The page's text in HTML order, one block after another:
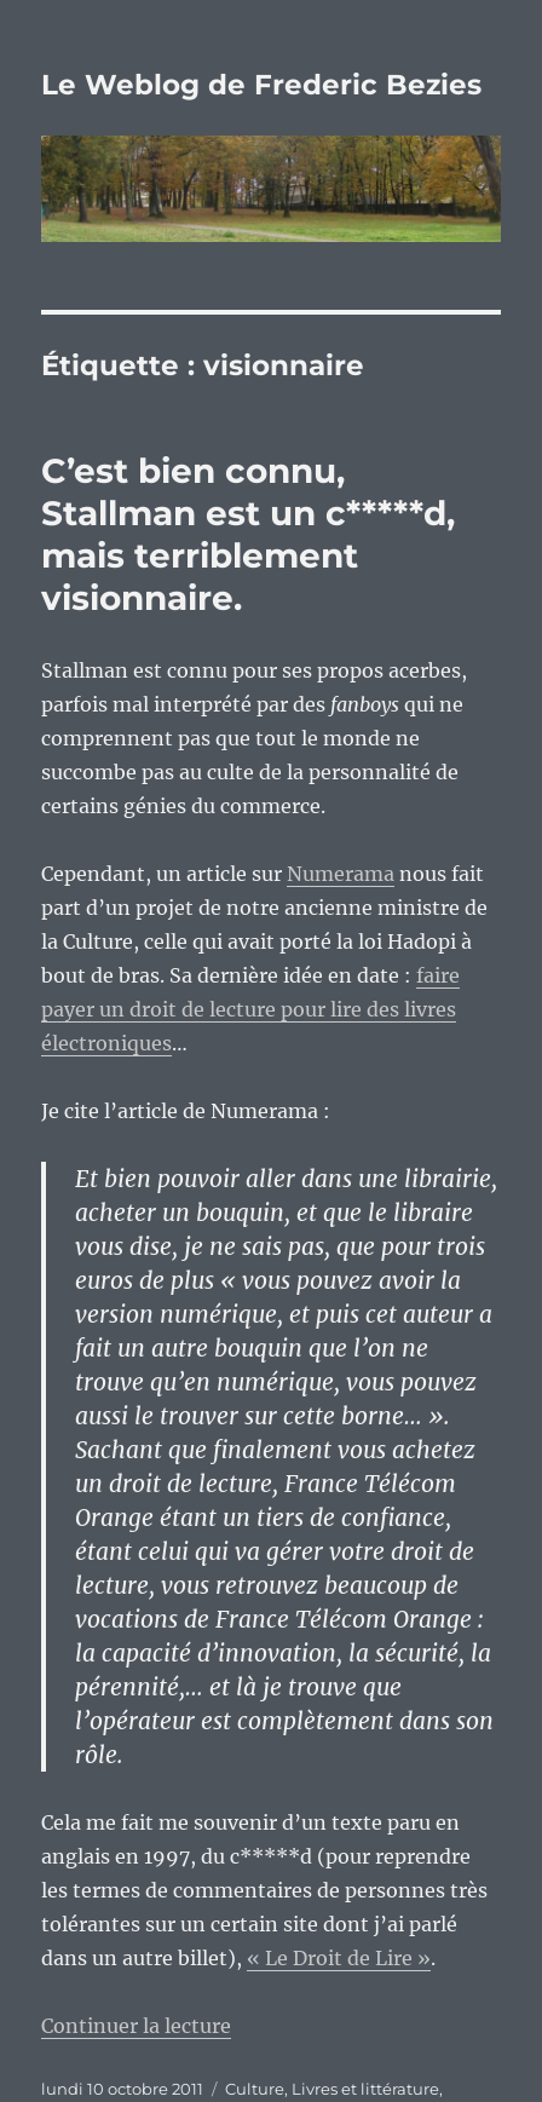
Le Weblog de Frederic Bezies
Étiquette :visionnaire
C’est bien connu,
Stallman est un c*****d,
mais terriblement
visionnaire.
Stallman est connu pour ses propos acerbes,
parfois mal interprété par des fanboys qui ne
comprennent pas que tout le monde ne
succombe pas au culte de la personnalité de
certains génies du commerce.
Cependant, un article sur Numerama nous fait
part d’un projet de notre ancienne ministre de
la Culture, celle qui avait porté la loi Hadopi à
bout de bras. Sa dernière idée en date :faire
payer un droit de lecture pour lire des livres
électroniques…
Je cite l’article de Numerama :
Et bien pouvoir aller dans une librairie,
acheter un bouquin, et que le libraire
vous dise, je ne sais pas, que pour trois
euros de plus « vous pouvez avoir la
version numérique, et puis cet auteur a
fait un autre bouquin que l’on ne
trouve qu’en numérique, vous pouvez
aussi le trouver sur cette borne… ».
Sachant que finalement vous achetez
un droit de lecture, France Télécom
Orange étant un tiers de confiance,
étant celui qui va gérer votre droit de
lecture, vous retrouvez beaucoup de
vocations de France Télécom Orange :
la capacité d’innovation, la sécurité, la
pérennité,… et là je trouve que
l’opérateur est complètement dans son
rôle.
Cela me fait me souvenir d’un texte paru en
anglais en 1997, du c*****d (pour reprendre
les termes de commentaires de personnes très
tolérantes sur un certain site dont j’ai parlé
dans un autre billet), « Le Droit de Lire ».
Continuer la lecture
Publié
lundi 10 octobre 2011 Catégories
Culture, Livres et littérature,